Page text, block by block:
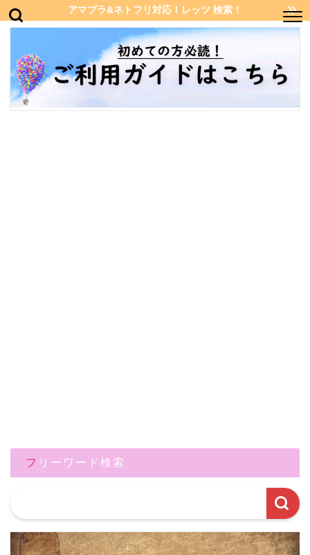
アマプラ&ネトフリ対応！レッツ 検索！
フリーワード検索